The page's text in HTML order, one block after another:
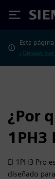
Esta
¿Deseas
¿Por
1PH3
El 1PH3 Pro
diseñado